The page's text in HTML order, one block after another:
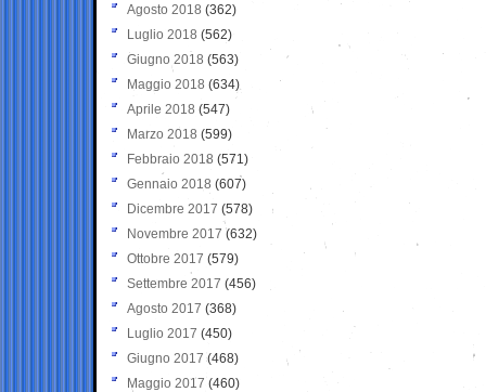
Agosto 2018 (362)
Luglio 2018 (562)
Giugno 2018 (563)
Maggio 2018 (634)
Aprile 2018 (547)
Marzo 2018 (599)
Febbraio 2018 (571)
Gennaio 2018 (607)
Dicembre 2017 (578)
Novembre 2017 (632)
Ottobre 2017 (579)
Settembre 2017 (456)
Agosto 2017 (368)
Luglio 2017 (450)
Giugno 2017 (468)
Maggio 2017 (460)